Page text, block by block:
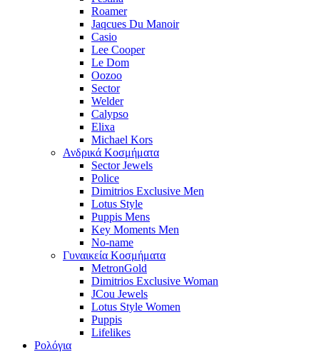
Roamer
Jaqcues Du Manoir
Casio
Lee Cooper
Le Dom
Oozoo
Sector
Welder
Calypso
Elixa
Michael Kors
Ανδρικά Κοσμήματα
Sector Jewels
Police
Dimitrios Exclusive Men
Lotus Style
Puppis Mens
Key Moments Men
No-name
Γυναικεία Κοσμήματα
MetronGold
Dimitrios Exclusive Woman
JCou Jewels
Lotus Style Women
Puppis
Lifelikes
Ρολόγια